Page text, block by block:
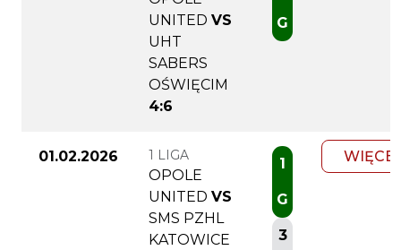
UNITED VS
UHT
SABERS
OŚWIĘCIM
4:6
G
01.02.2026 1 LIGA
OPOLE
UNITED VS
SMS PZHL
KATOWICE
1
G
3
WIĘCEJ